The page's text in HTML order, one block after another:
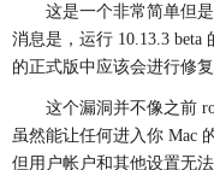
这是一个非常简单但
消息是，运行 10.13.3
的正式版中应该会进行修
这个漏洞并不像之前
虽然能让任何进入你 Mac
但用户帐户和其他设置无